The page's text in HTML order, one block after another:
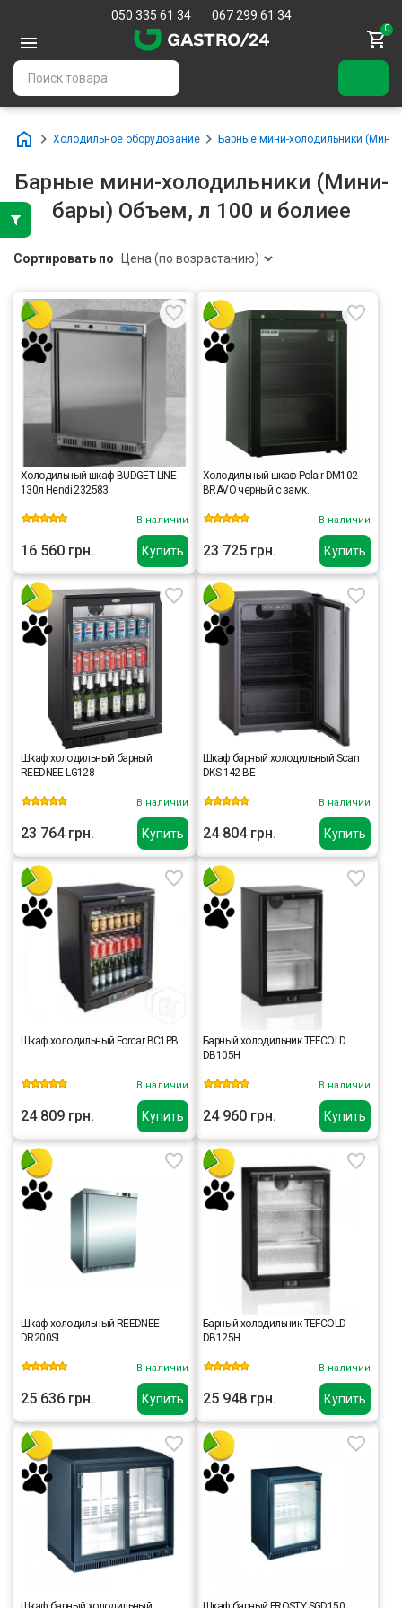
050 335 61 34 067 299 61 34
0
Холодильное оборудование Барные мини-холодильники
Барные мини-холодильники (Мини-
бары) Объем, л 100 и болиее
Сортировать по
Купить
Холодильный шкаф BUDGET LINE
130л Hendi 232583
В наличии
16 560 грн. Купить
Холодильный шкаф Polair DM102 -
BRAVO черный с замк.
В наличии
23 725 грн.
Купить
Шкаф холодильный барный
REEDNEE LG128
В наличии
23 764 грн. Купить
Шкаф барный холодильный Scan
DKS 142 BE
В наличии
24 804 грн.
Купить
Шкаф холодильный Forcar BC1PB
В наличии
24 809 грн. Купить
Барный холодильник TEFCOLD
DB105H
В наличии
24 960 грн.
Купить
Шкаф холодильный REEDNEE
DR200SL
В наличии
25 636 грн. Купить
Барный холодильник TEFCOLD
DB125H
В наличии
25 948 грн.